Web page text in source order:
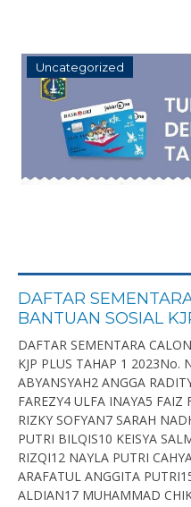
Uncategorized
DAFTAR
BANTUAN SOSIAL
DAFTAR SEMENTARA
KJP PLUS TAHAP 1
ABYANSYAH2 ANGGA
FAREZY4 ULFA INAYA5
RIZKY SOFYAN7 SARAH
PUTRI BILQIS10 KEISYA
RIZQI12 NAYLA PUTRI
ARAFATUL ANGGITA
ALDIAN17 MUHAMMAD